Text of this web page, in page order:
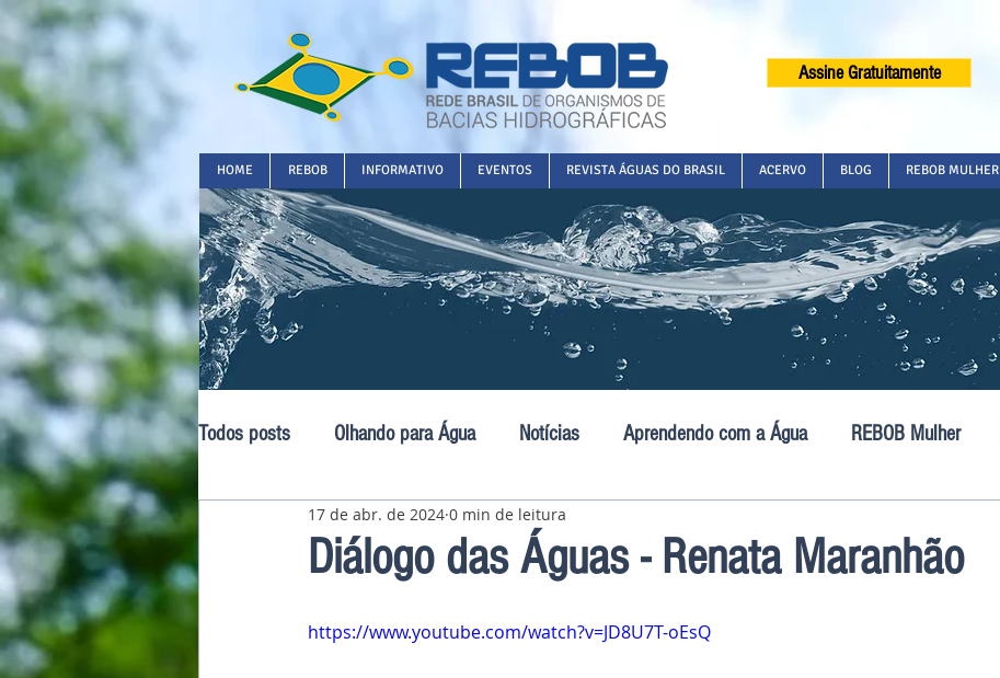
Assine Gratuitamente
HOME REBOB INFORMATIVO EVENTOS REVISTA ÁGUAS DO BRASIL ACERVO BLOG REBOB MULHER
Todos posts Olhando para Água Notícias Aprendendo com a Água REBOB Mulher
Pavilhão Latino-Americano
Diálogo das Águas - Renata Maranhão
17 de abr. de 2024 0 min de leitura
https://www.youtube.com/watch?v=JD8U7T-oEsQ